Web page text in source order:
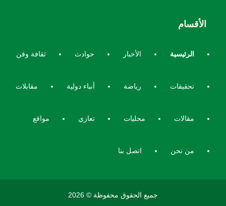
الأقسام
الرئيسية الأخبار حوادث ثقافة وفن
تحقيقات رياضة أنباء دولية مقابلات
مقالات محليات تعازي مواقع
من نحن اتصل بنا
جميع الحقوق محفوظة © 2026